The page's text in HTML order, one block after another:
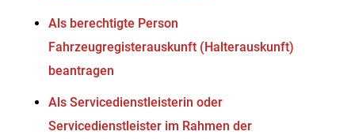
Als berechtigte Person
Fahrzeugregisterauskunft (Halterauskunft)
beantragen
Als Servicedienstleisterin oder
Servicedienstleister im Rahmen der